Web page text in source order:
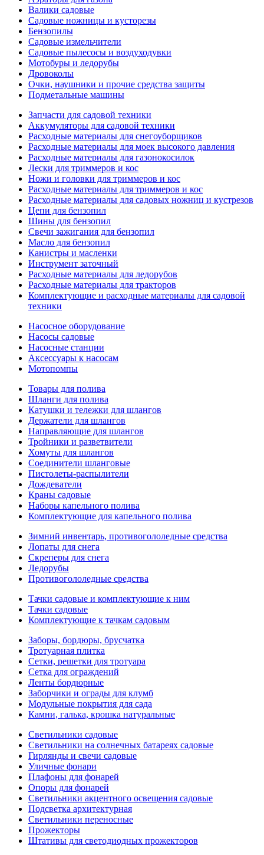
Валики садовые
Садовые ножницы и кусторезы
Бензопилы
Садовые измельчители
Садовые пылесосы и воздуходувки
Мотобуры и ледорубы
Дровоколы
Очки, наушники и прочие средства защиты
Подметальные машины
Запчасти для садовой техники
Аккумуляторы для садовой техники
Расходные материалы для снегоуборщиков
Расходные материалы для моек высокого давления
Расходные материалы для газонокосилок
Лески для триммеров и кос
Ножи и головки для триммеров и кос
Расходные материалы для триммеров и кос
Расходные материалы для садовых ножниц и кустрезов
Цепи для бензопил
Шины для бензопил
Свечи зажигания для бензопил
Масло для бензопил
Канистры и масленки
Инструмент заточный
Расходные материалы для ледорубов
Расходные материалы для тракторов
Комплектующие и расходные материалы для садовой
техники
Насосное оборудование
Насосы садовые
Насосные станции
Аксессуары к насосам
Мотопомпы
Товары для полива
Шланги для полива
Катушки и тележки для шлангов
Держатели для шлангов
Направляющие для шлангов
Тройники и разветвители
Хомуты для шлангов
Соединители шланговые
Пистолеты-распылители
Дождеватели
Краны садовые
Наборы капельного полива
Комплектующие для капельного полива
Зимний инвентарь, противогололедные средства
Лопаты для снега
Скреперы для снега
Ледорубы
Противогололедные средства
Тачки садовые и комплектующие к ним
Тачки садовые
Комплектующие к тачкам садовым
Заборы, бордюры, брусчатка
Тротуарная плитка
Сетки, решетки для тротуара
Сетка для ограждений
Ленты бордюрные
Заборчики и ограды для клумб
Модульные покрытия для сада
Камни, галька, крошка натуральные
Светильники садовые
Светильники на солнечных батареях садовые
Гирлянды и свечи садовые
Уличные фонари
Плафоны для фонарей
Опоры для фонарей
Светильники акцентного освещения садовые
Подсветка архитектурная
Светильники переносные
Прожекторы
Штативы для светодиодных прожекторов